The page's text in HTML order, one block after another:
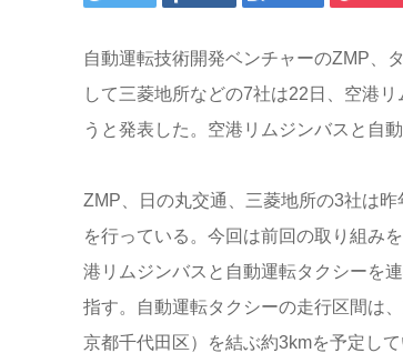
自動運転技術開発ベンチャーのZMP、
して三菱地所などの7社は22日、空港
うと発表した。空港リムジンバスと自
ZMP、日の丸交通、三菱地所の3社は
を行っている。今回は前回の取り組み
港リムジンバスと自動運転タクシーを
指す。自動運転タクシーの走行区間は
京都千代田区）を結ぶ約3kmを予定して